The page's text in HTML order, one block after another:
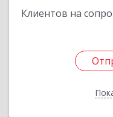
Клиентов на